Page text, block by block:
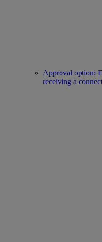
Approval option:
receiving a